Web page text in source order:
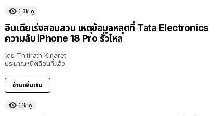
1.3k ดู
อินเดียเร่งสอบสวน เหตุข้อมูลหลุดที่ Tata Electronics
ความลับ iPhone 18 Pro รั่วไหล
โดย Thitirath Kinaret
ประมาณหนึ่งเดือนที่แล้ว
อ่านเพิ่มเติม
1.1k ดู